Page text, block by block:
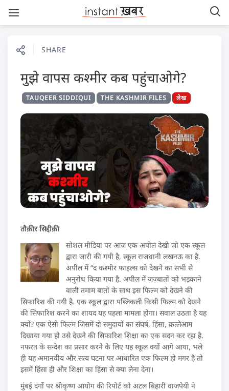
SHARE
मुझे वापस कश्मीर कब पहुंचाओगे?
TAUQEER SIDDIQUI THE KASHMIR FILES लेख
तौक़ीर सिद्दीक़ी
सोशल मीडिया पर आज एक अपील देखी जो एक स्कूल
द्वारा जारी की गयी है, स्कूल राजधानी लखनऊ का है.
अपील में “द कश्मीर फाइल्स को देखने का सभी से
अनुरोध किया गया है. अपील में जज़्बातों को भड़काने
वाली तमाम बातों के साथ इस फिल्म को देखने की
सिफारिश की गयी है. एक स्कूल द्वारा पब्लिकली किसी फिल्म को देखने
की सिफारिश करने का शायद यह पहला मामला होगा। सवाल उठता है यह
क्यों? एक ऐसी फिल्म जिसमें दो समुदायों का संघर्ष, हिंसा, क़त्लेआम
दिखाया गया हो उसे देखने की सिफारिश शिक्षा का एक सदन कर रहा है.
नफरत के सन्देश का प्रसार करने के लिए यह स्कूल क्यों आगे आया, भले
ही यह अमानवीय और सत्य घटना पर आधारित एक फिल्म हो मगर है तो
इसमें हिंसा ही और शिक्षा का हिंसा से क्या लेना देना।
मुंबई दंगों पर श्रीकृष्ण आयोग की रिपोर्ट को अटल बिहारी वाजपेयी ने